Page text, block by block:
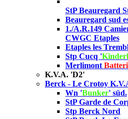
StP Beauregard
Beauregard sud
1./A.R.149
CWGC Etaples
Etaples les
Stp Cucq '
Merlimont
K.V.A. 'D2'
Berck - Le Crotoy
Wn 'Bunker' süd.
StP Garde de
Stp Berck Nord